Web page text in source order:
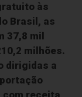
às
Brasil, as
37,8 mil
milhões.
dirigidas a